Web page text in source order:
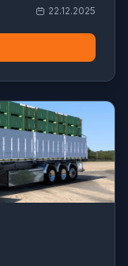
22.12.2025